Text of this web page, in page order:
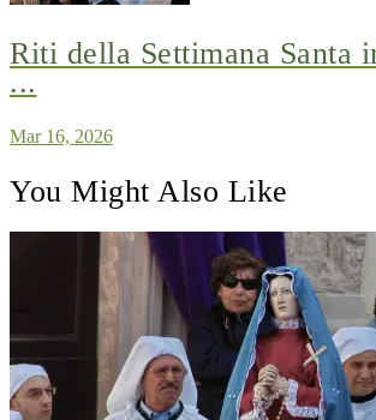
Riti della Settimana Santa
...
Mar 16, 2026
You Might Also Like